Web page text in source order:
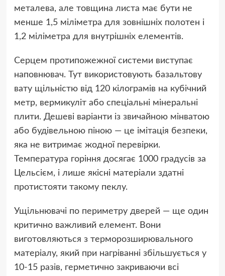
металева, але товщина листа має бути не
менше 1,5 міліметра для зовнішніх полотен і
1,2 міліметра для внутрішніх елементів.
Серцем протипожежної системи виступає
наповнювач. Тут використовують базальтову
вату щільністю від 120 кілограмів на кубічний
метр, вермикуліт або спеціальні мінеральні
плити. Дешеві варіанти із звичайною мінватою
або будівельною піною — це імітація безпеки,
яка не витримає жодної перевірки.
Температура горіння досягає 1000 градусів за
Цельсієм, і лише якісні матеріали здатні
протистояти такому пеклу.
Ущільнювачі по периметру дверей — ще один
критично важливий елемент. Вони
виготовляються з терморозширювального
матеріалу, який при нагріванні збільшується у
10-15 разів, герметично закриваючи всі